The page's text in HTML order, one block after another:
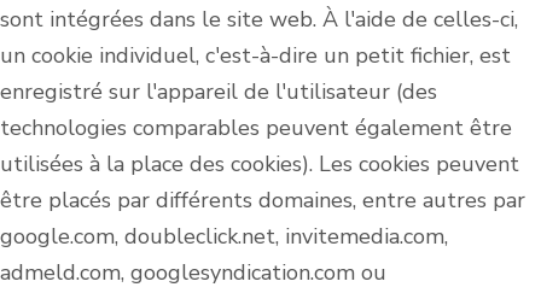
sont intégrées dans le site web. À l'aide de celles-ci,
un cookie individuel, c'est-à-dire un petit fichier, est
enregistré sur l'appareil de l'utilisateur (des
technologies comparables peuvent également être
utilisées à la place des cookies). Les cookies peuvent
être placés par différents domaines, entre autres par
google.com, doubleclick.net, invitemedia.com,
admeld.com, googlesyndication.com ou